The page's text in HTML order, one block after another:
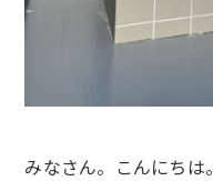
みなさん。こんにちは。